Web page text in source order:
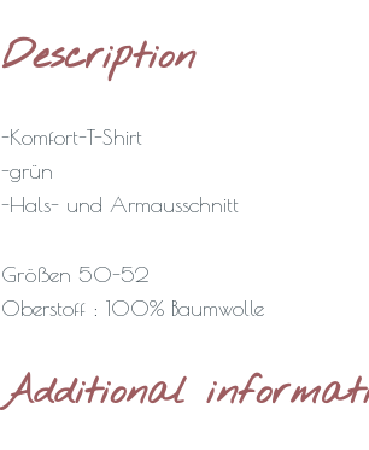
Description
-Komfort-T-Shirt
-grün
-Hals- und Armausschnitt
Größen 50-52
Oberstoff : 100% Baumwolle
Additional